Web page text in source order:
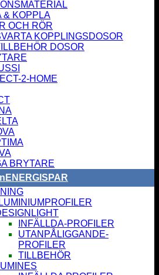
& KOPPLA
OCH RÖR
KOPPLINGSDOSOR
DOSOR
2-HOME
BRYTARE
ENERGISPAR
INFÄLLDA-PROFILER
UTANPÅLIGGANDE-
PROFILER
TILLBEHÖR